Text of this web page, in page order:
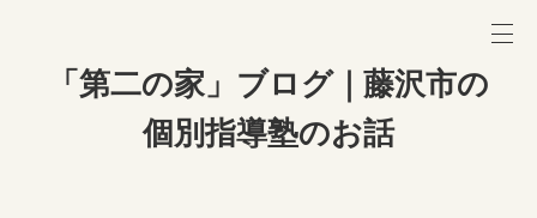
「第二の家」ブログ｜藤沢市の
個別指導塾のお話